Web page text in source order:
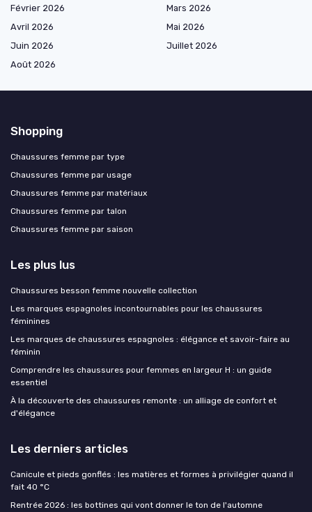
Février 2026
Mars 2026
Avril 2026
Mai 2026
Juin 2026
Juillet 2026
Août 2026
Shopping
Chaussures femme par type
Chaussures femme par usage
Chaussures femme par matériaux
Chaussures femme par talon
Chaussures femme par saison
Les plus lus
Chaussures besson femme nouvelle collection
Les marques espagnoles incontournables pour les chaussures
féminines
Les marques de chaussures espagnoles : élégance et savoir-faire au
féminin
Comprendre les chaussures pour femmes en largeur H : un guide
essentiel
À la découverte des chaussures remonte : un alliage de confort et
d'élégance
Les derniers articles
Canicule et pieds gonflés : les matières et formes à privilégier quand il
fait 40 °C
Rentrée 2026 : les bottines qui vont donner le ton de l'automne